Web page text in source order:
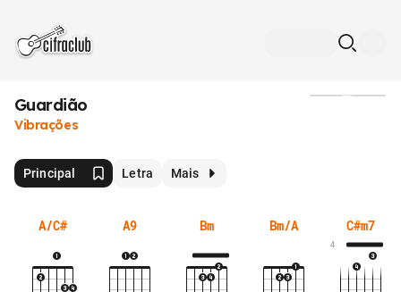
Guardião
Vibrações
Principal Letra Mais
A/C# A9 Bm Bm/A C#m7
4